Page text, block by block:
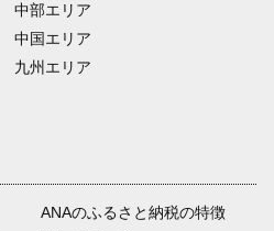
中部エリア
中国エリア
九州エリア
ANAのふるさと納税の特徴